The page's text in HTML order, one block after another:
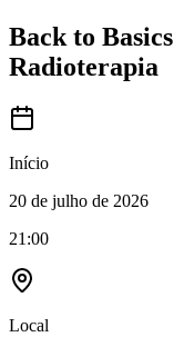
Back to
Radioterapia
Início
20 de julho de 2026
21:00
Local